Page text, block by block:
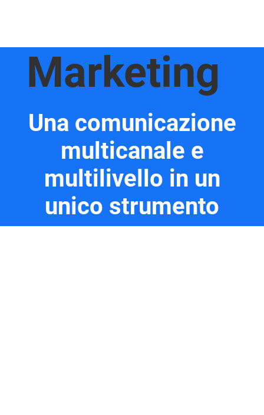
Marketing
Una comunicazione
multicanale e
multilivello in un
unico strumento